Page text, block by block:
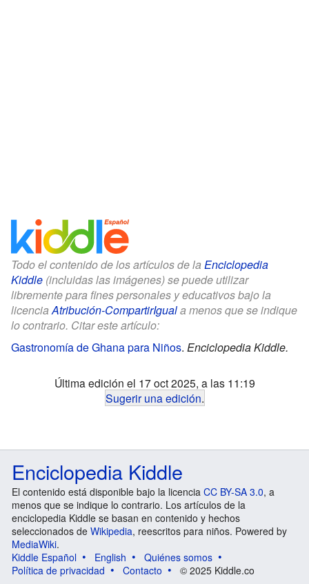
Todo el contenido de los artículos de la Enciclopedia
Kiddle (incluidas las imágenes) se puede utilizar
libremente para fines personales y educativos bajo la
licenciaAtribución-CompartirIguala menos que se indique
lo contrario. Citar este artículo:
Gastronomía de Ghana para Niños. Enciclopedia Kiddle.
Última edición el 17 oct 2025, a las 11:19
Sugerir una edición.
Enciclopedia Kiddle
El contenido está disponible bajo la licencia CC BY-SA 3.0, a
menos que se indique lo contrario. Los artículos de la
enciclopedia Kiddle se basan en contenido y hechos
seleccionados de Wikipedia, reescritos para niños. Powered by
MediaWiki.
Kiddle Español
English
Quiénes somos
Política de privacidad
Contacto © 2025 Kiddle.co